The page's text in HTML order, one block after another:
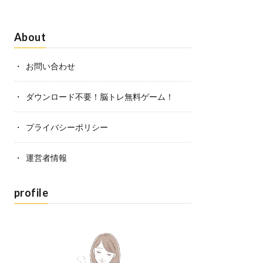
About
お問い合わせ
ダウンロード不要！脳トレ無料ゲーム！
プライバシーポリシー
運営者情報
profile